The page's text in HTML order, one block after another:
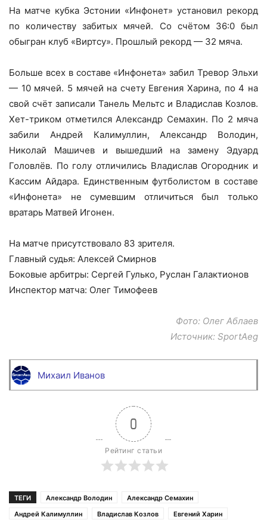
На матче кубка Эстонии «Инфонет» установил рекорд
по количеству забитых мячей. Со счётом 36:0 был
обыгран клуб «Виртсу». Прошлый рекорд — 32 мяча.
Больше всех в составе «Инфонета» забил Тревор Эльхи
— 10 мячей. 5 мячей на счету Евгения Харина, по 4 на
свой счёт записали Танель Мельтс и Владислав Козлов.
Хет-триком отметился Александр Семахин. По 2 мяча
забили Андрей Калимуллин, Александр Володин,
Николай Машичев и вышедший на замену Эдуард
Головлёв. По голу отличились Владислав Огородник и
Кассим Айдара. Единственным футболистом в составе
«Инфонета» не сумевшим отличиться был только
вратарь Матвей Игонен.
На матче присутствовало 83 зрителя.
Главный судья: Алексей Смирнов
Боковые арбитры: Сергей Гулько, Руслан Галактионов
Инспектор матча: Олег Тимофеев
Фото: Олег Аблаев
Источник: SportAeg
Михаил Иванов
0
Рейтинг статьи
ТЕГИ Александр Володин
Александр Семахин
Андрей Калимуллин
Владислав Козлов
Евгений Харин